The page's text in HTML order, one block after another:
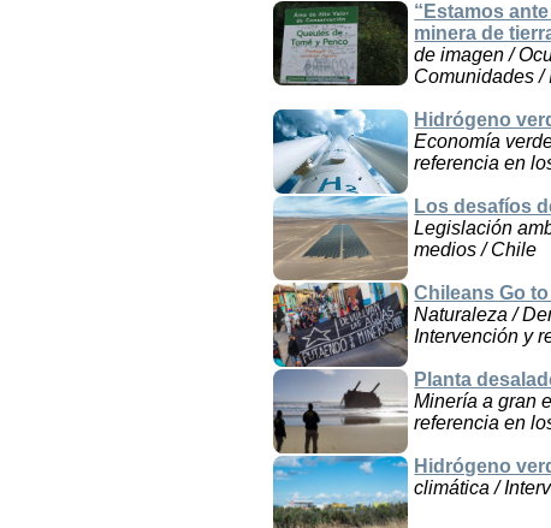
“Estamos
minera de
de imagen /
Comunidades /
Hidrógeno
Economía
referencia en
Los desafíos
Legislación
medios / Chile
Chileans Go
Naturaleza /
Intervención y
Planta
Minería a gran
referencia en
Hidrógeno
climática /